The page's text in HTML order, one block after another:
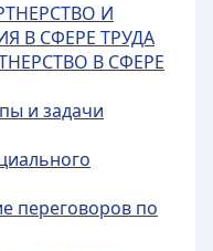
И
В СФЕРЕ ТРУДА
В СФЕРЕ
и задачи
переговоров по